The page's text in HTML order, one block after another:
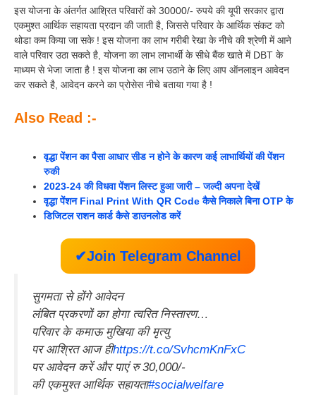
इस योजना के अंतर्गत आश्रित परिवारों को 30000/- रुपये की यूपी सरकार द्वारा
एकमुश्त आर्थिक सहायता प्रदान की जाती है, जिससे परिवार के आर्थिक संकट को
थोडा कम किया जा सके ! इस योजना का लाभ गरीबी रेखा के नीचे की श्रेणी में आने
वाले परिवार उठा सकते है, योजना का लाभ लाभार्थी के सीधे बैंक खाते में DBT के
माध्यम से भेजा जाता है ! इस योजना का लाभ उठाने के लिए आप ऑनलाइन आवेदन
कर सकते है, आवेदन करने का प्रोसेस नीचे बताया गया है !
Also Read :-
वृद्धा पेंशन का पैसा आधार सीड न होने के कारण कई लाभार्थियों की पेंशन
रुकी
2023-24 की विधवा पेंशन लिस्ट हुआ जारी – जल्दी अपना देखें
वृद्धा पेंशन Final Print With QR Code कैसे निकाले बिना OTP के
डिजिटल राशन कार्ड कैसे डाउनलोड करें
✔Join Telegram Channel
सुगमता से होंगे आवेदन
लंबित प्रकरणों का होगा त्वरित निस्तारण…
परिवार के कमाऊ मुखिया की मृत्यु
पर आश्रित आज हीhttps://t.co/SvhcmKnFxC
पर आवेदन करें और पाएं रु 30,000/-
की एकमुश्त आर्थिक सहायता#socialwelfare